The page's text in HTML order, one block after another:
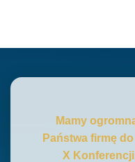
Mamy
Państwa firmę
X